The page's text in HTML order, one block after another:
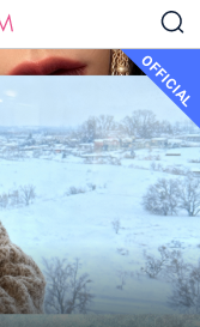
OFFICIAL